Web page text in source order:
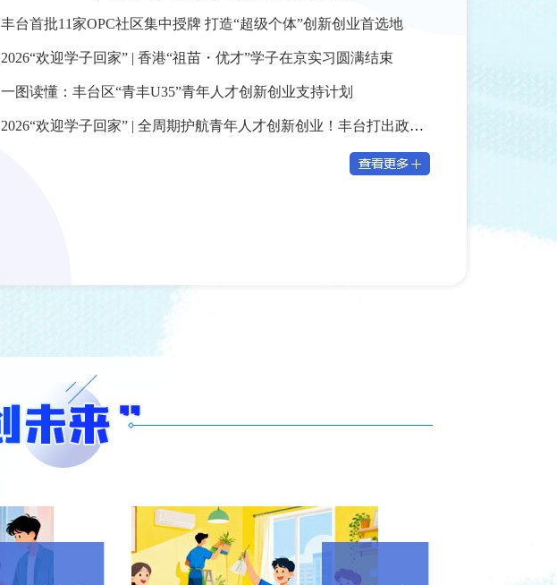
恰
丰台首批11家OPC社区集中授牌 打造“超级个体”创新创业首选地
2026“欢迎学子回家” | 香港“祖苗・优才”学子在京实习圆满结束
一图读懂：丰台区“青丰U35”青年人才创新创业支持计划
2026“欢迎学子回家” | 全周期护航青年人才创新创业！丰台打出政策“组合拳”——